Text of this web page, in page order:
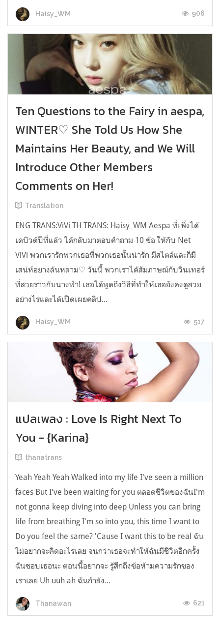
Haisy_WM 906
Ten Questions to the Fairy in aespa,
WINTER♡ She Told Us How She
Maintains Her Beauty, and We Will
Introduce Other Members
Comments on Her!
Translation
ENG TRANS:ViVi TH TRANS: Haisy_WM Aespa ที่เพิ่งได้
เดบิวต์ปีที่แล้ว ได้กลับมาตอบคำถาม 10 ข้อ ให้กับ Net
ViVi พวกเรารักพวกเธอที่พวกเธอนั้นน่ารัก มีสไตล์และก็มี
เสน่ห์อย่างล้นหลาม♡ วันนี้ พวกเราได้สัมภาษณ์กับวินเทอร์
ที่สวยราวกับนางฟ้า! เธอได้พูดถึงวิธีที่ทำให้เธอยังคงดูสวย
อย่างไรและได้เปิดเผยคลิป...
Haisy_WM 517
แปลเพลง : Love Is Right Next To
You - {Karina}
thanatrans
Yeah Yeah Yeah Walked into my life I've seen a million
faces But I've been waiting for you ตลอดชีวิตของฉันI'm
not gonna keep diving into deep Unless you can bring
life from breathing I'm so into you, this time I want to
Do you feel the same? 'Cause I want this to be real ฉัน
ไม่อยากจะคิดอะไรเลย จนกว่าเธอจะทำให้ฉันมีชีวิตอีกครั้ง
ฉันชอบเธอนะ ตอนนี้อยากจะ รู้สึกถึงข้อห้ามความรักของ
เราเลย Uh uuh ah ฉันกำลัง...
Thanawan 621